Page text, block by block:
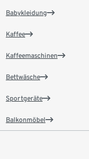
Babykleidung
Kaffee
Kaffeemaschinen
Bettwäsche
Sportgeräte
Balkonmöbel